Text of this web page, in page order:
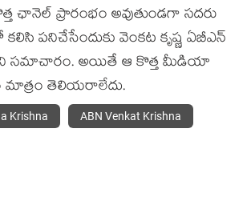
ఛానెల్ ప్రారంభం అవుతుండగా సదరు
పనిచేసేందుకు వెంకట కృష్ణ ఏబీఎన్
సమాచారం. అయితే ఆ కొత్త మీడియా
మాత్రం తెలియరాలేదు.
Krishna ABN Venkat Krishna